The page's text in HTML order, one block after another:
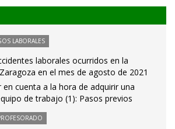
LABORALES
laborales ocurridos en la
en el mes de agosto de 2021
cuenta a la hora de adquirir una
de trabajo (1): Pasos previos